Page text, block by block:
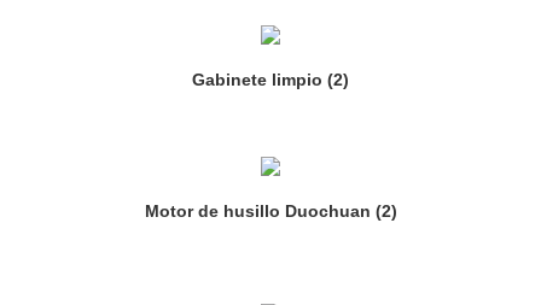
Gabinete limpio (2)
Motor de husillo Duochuan (2)